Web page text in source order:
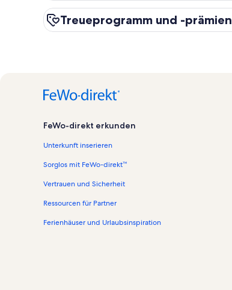
Treueprogramm und -prämien
Treueprogramm und -prämien
FeWo-direkt erkunden
Unterkunft inserieren
Sorglos mit FeWo-direkt™
Vertrauen und Sicherheit
Ressourcen für Partner
Ferienhäuser und Urlaubsinspiration